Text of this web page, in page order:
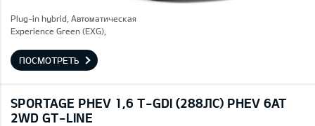
Plug-in hybrid, Автоматическая
Experience Green (EXG),
ПОСМОТРЕТЬ
SPORTAGE PHEV 1,6 T-GDI (288ЛС) PHEV 6AT
2WD GT-LINE